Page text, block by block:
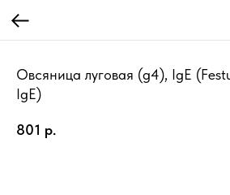
Овсяница луговая (g4), IgE
IgE)
801 р.